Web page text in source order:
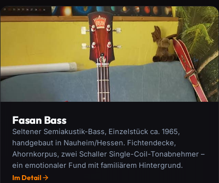
Fasan Bass
Seltener Semiakustik-Bass, Einzelstück ca. 1965,
handgebaut in Nauheim/Hessen. Fichtendecke,
Ahornkorpus, zwei Schaller Single-Coil-Tonabnehmer –
ein emotionaler Fund mit familiärem Hintergrund.
Im Detail